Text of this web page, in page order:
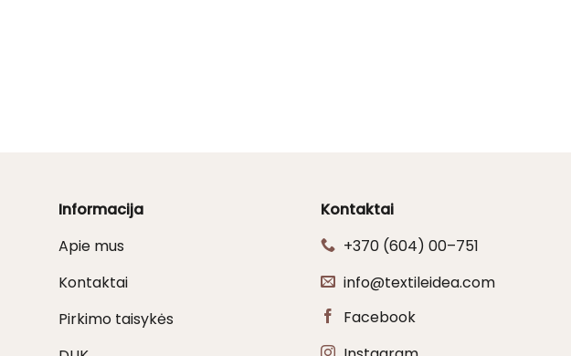
Informacija
Apie mus
Kontaktai
Pirkimo taisykės
Kontaktai
+370 (604) 00–751
info@textileidea.com
Facebook